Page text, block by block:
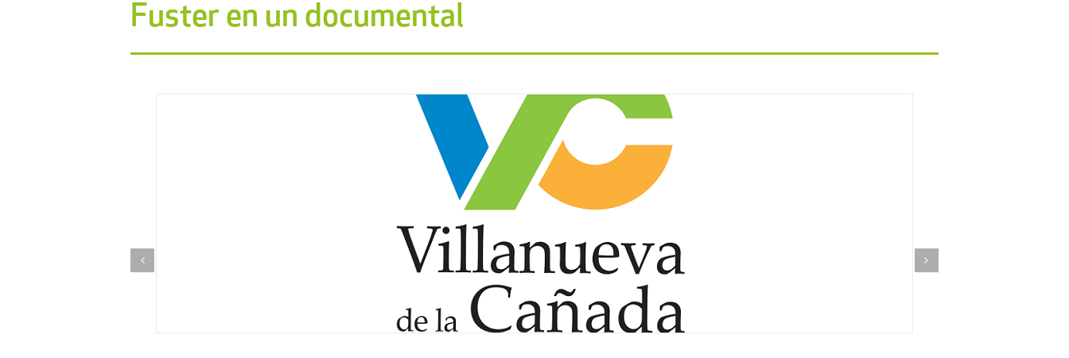
Fuster en un documental